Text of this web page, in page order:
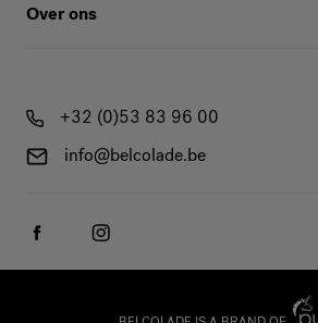
Over ons
+32 (0)53 83 96 00
info@belcolade.be